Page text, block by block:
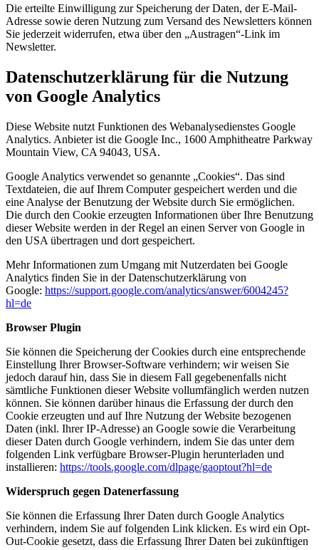
Die erteilte Einwilligung zur Speicherung der Daten, der E-Mail-
Adresse sowie deren Nutzung zum Versand des Newsletters können
Sie jederzeit widerrufen, etwa über den „Austragen“-Link im
Newsletter.
Datenschutzerklärung für die Nutzung
von Google Analytics
Diese Website nutzt Funktionen des Webanalysedienstes Google
Analytics. Anbieter ist die Google Inc., 1600 Amphitheatre Parkway
Mountain View, CA 94043, USA.
Google Analytics verwendet so genannte „Cookies“. Das sind
Textdateien, die auf Ihrem Computer gespeichert werden und die
eine Analyse der Benutzung der Website durch Sie ermöglichen.
Die durch den Cookie erzeugten Informationen über Ihre Benutzung
dieser Website werden in der Regel an einen Server von Google in
den USA übertragen und dort gespeichert.
Mehr Informationen zum Umgang mit Nutzerdaten bei Google
Analytics finden Sie in der Datenschutzerklärung von
Google: https://support.google.com/analytics/answer/6004245?
hl=de
Browser Plugin
Sie können die Speicherung der Cookies durch eine entsprechende
Einstellung Ihrer Browser-Software verhindern; wir weisen Sie
jedoch darauf hin, dass Sie in diesem Fall gegebenenfalls nicht
sämtliche Funktionen dieser Website vollumfänglich werden nutzen
können. Sie können darüber hinaus die Erfassung der durch den
Cookie erzeugten und auf Ihre Nutzung der Website bezogenen
Daten (inkl. Ihrer IP-Adresse) an Google sowie die Verarbeitung
dieser Daten durch Google verhindern, indem Sie das unter dem
folgenden Link verfügbare Browser-Plugin herunterladen und
installieren: https://tools.google.com/dlpage/gaoptout?hl=de
Widerspruch gegen Datenerfassung
Sie können die Erfassung Ihrer Daten durch Google Analytics
verhindern, indem Sie auf folgenden Link klicken. Es wird ein Opt-
Out-Cookie gesetzt, dass die Erfassung Ihrer Daten bei zukünftigen